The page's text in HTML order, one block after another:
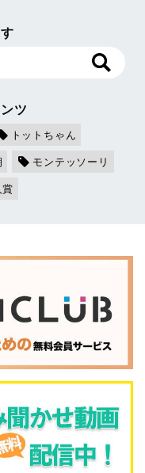
ツ
トットちゃん
モンテッソーリ